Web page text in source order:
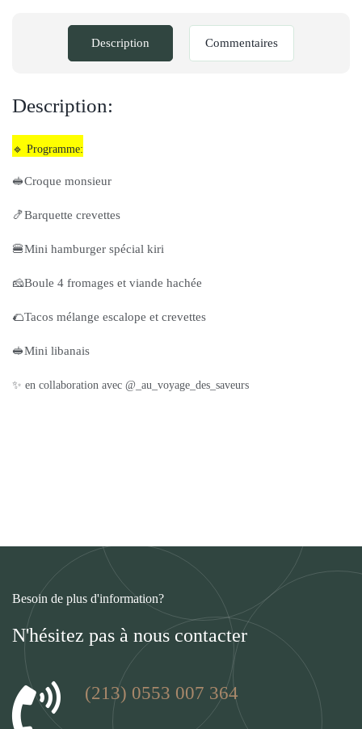
Description Commentaires
Description:
🔹 Programme:
🥪Croque monsieur
🍤Barquette crevettes
🍔Mini hamburger spécial kiri
🧀Boule 4 fromages et viande hachée
🌮Tacos mélange escalope et crevettes
🥪Mini libanais
✨ en collaboration avec @_au_voyage_des_saveurs
Besoin de plus d'information?
N'hésitez pas à nous contacter
(213) 0553 007 364